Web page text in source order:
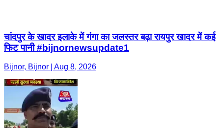
चांदपुर के खादर इलाके में गंगा का जलस्तर बढ़ा रायपुर खादर में कई
फिट पानी #bijnornewsupdate1
Bijnor, Bijnor | Aug 8, 2026